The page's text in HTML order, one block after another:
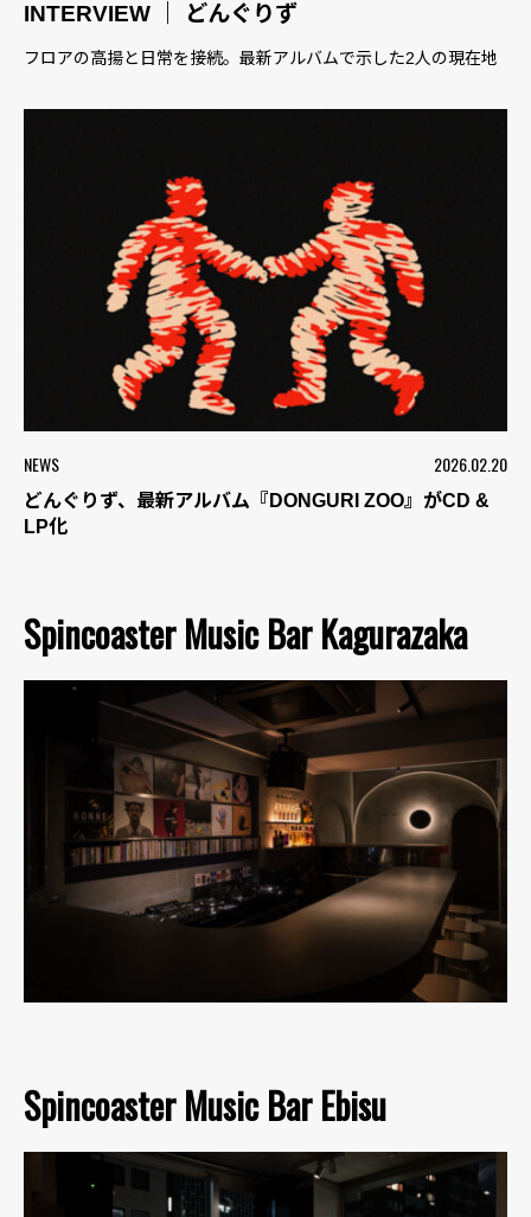
INTERVIEW ｜ どんぐりず
フロアの高揚と日常を接続。最新アルバムで示した2人の現在地
NEWS 2026.02.20
どんぐりず、最新アルバム『DONGURI ZOO』がCD &
LP化
Spincoaster Music Bar Kagurazaka
Spincoaster Music Bar Ebisu